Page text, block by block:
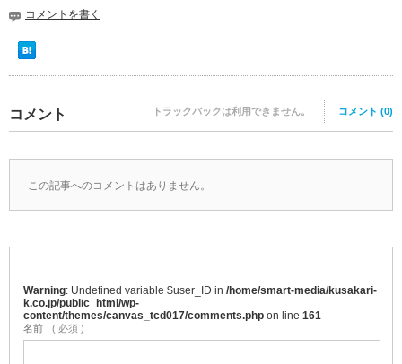
コメントを書く
コメント トラックバックは利用できません。 コメント (0)
この記事へのコメントはありません。
Warning : Undefined variable $user_ID in /home/smart-media/kusakari-
k.co.jp/public_html/wp-
content/themes/canvas_tcd017/comments.php on line 161
名前 ( 必須 )